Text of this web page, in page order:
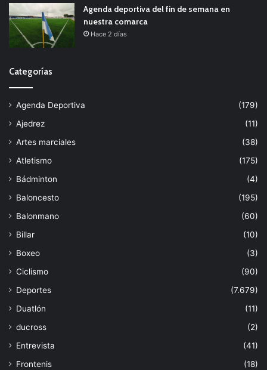
Agenda deportiva del fin de semana en
nuestra comarca
Hace 2 días
Categorías
Agenda Deportiva
(179)
Ajedrez
(11)
Artes marciales
(38)
Atletismo
(175)
Bádminton
(4)
Baloncesto
(195)
Balonmano
(60)
Billar
(10)
Boxeo
(3)
Ciclismo
(90)
Deportes
(7.679)
Duatlón
(11)
ducross
(2)
Entrevista
(41)
Frontenis
(18)